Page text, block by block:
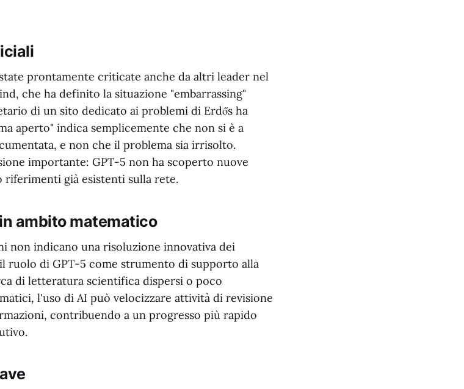
prontamente criticate anche da altri leader nel
che ha definito la situazione "embarrassing"
di un sito dedicato ai problemi di Erdős ha
aperto" indica semplicemente che non si è a
e non che il problema sia irrisolto.
importante: GPT-5 non ha scoperto nuove
riferimenti già esistenti sulla rete.
ambito matematico
non indicano una risoluzione innovativa dei
ruolo di GPT-5 come strumento di supporto alla
di letteratura scientifica dispersi o poco
l'uso di AI può velocizzare attività di revisione
contribuendo a un progresso più rapido